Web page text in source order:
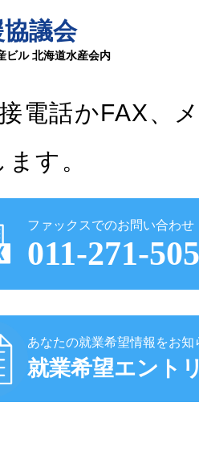
議会
ビル 北海道水産会内
電話かFAX、
す。
ファックスでのお問い合わせ
011-271-
あなたの就業希望情報をお知
就業希望エント